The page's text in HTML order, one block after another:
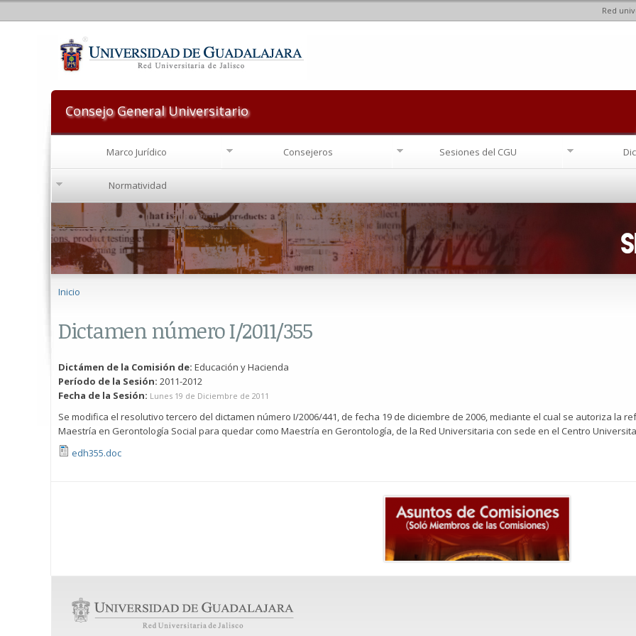
Red
Consejo General Universitario
Marco Jurídico Consejeros Sesiones del CGU
Normatividad
Inicio
Dictamen número I/2011/355
Dictámen de la Comisión de: Educación y Hacienda
Período de la Sesión: 2011-2012
Fecha de la Sesión: Lunes 19 de Diciembre de 2011
Se modifica el resolutivo tercero del dictamen número I/2006/441, de fecha 19 de diciembre de 2006, mediante el cual se autoriza la
Maestría en Gerontología Social para quedar como Maestría en Gerontología, de la Red Universitaria con sede en el Centro
edh355.doc